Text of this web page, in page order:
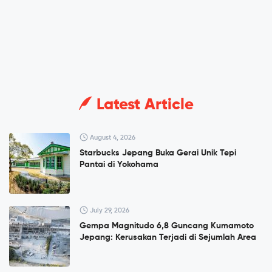
Latest Article
August 4, 2026
Starbucks Jepang Buka Gerai Unik Tepi
Pantai di Yokohama
July 29, 2026
Gempa Magnitudo 6,8 Guncang Kumamoto
Jepang: Kerusakan Terjadi di Sejumlah Area